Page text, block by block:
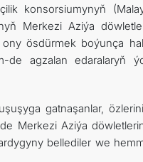
konsorsiumynyň
Merkezi Aziýa
ösdürmek boýunça
de agzalan edaralaryň
gatnaşanlar,
Merkezi Aziýa
bellediler we